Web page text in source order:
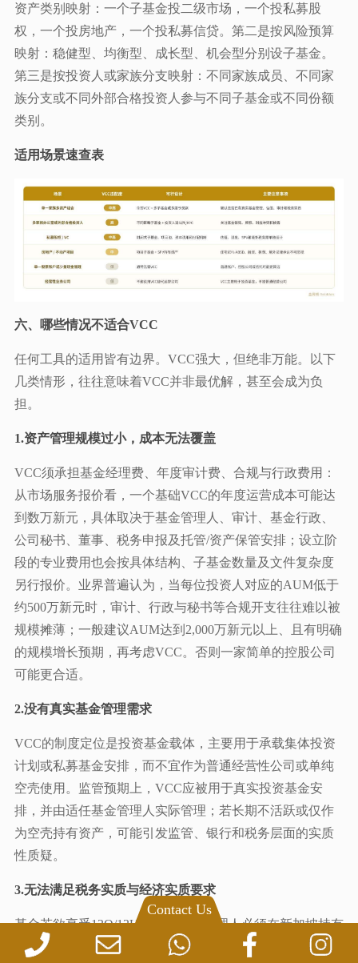
资产类别映射：一个子基金投二级市场，一个投私募股
权，一个投房地产，一个投私募信贷。第二是按风险预算
映射：稳健型、均衡型、成长型、机会型分别设子基金。
第三是按投资人或家族分支映射：不同家族成员、不同家
族分支或不同外部合格投资人参与不同子基金或不同份额
类别。
适用场景速查表
六、哪些情况不适合VCC
任何工具的适用皆有边界。VCC强大，但绝非万能。以下
几类情形，往往意味着VCC并非最优解，甚至会成为负
担。
1.资产管理规模过小，成本无法覆盖
VCC须承担基金经理费、年度审计费、合规与行政费用：
从市场服务报价看，一个基础VCC的年度运营成本可能达
到数万新元，具体取决于基金管理人、审计、基金行政、
公司秘书、董事、税务申报及托管/资产保管安排；设立阶
段的专业费用也会按具体结构、子基金数量及文件复杂度
另行报价。业界普遍认为，当每位投资人对应的AUM低于
约500万新元时，审计、行政与秘书等合规开支往往难以被
规模摊薄；一般建议AUM达到2,000万新元以上、且有明确
的规模增长预期，再考虑VCC。否则一家简单的控股公司
可能更合适。
2.没有真实基金管理需求
VCC的制度定位是投资基金载体，主要用于承载集体投资
计划或私募基金安排，而不宜作为普通经营性公司或单纯
空壳使用。监管预期上，VCC应被用于真实投资基金安
排，并由适任基金管理人实际管理；若长期不活跃或仅作
为空壳持有资产，可能引发监管、银行和税务层面的实质
性质疑。
3.无法满足税务实质与经济实质要求
基金若欲享受13O/13U免税，基金管理人必须在新加坡持有
CMS牌照或获豁免，并在新加坡做出投资决策、拥有相应
Contact Us